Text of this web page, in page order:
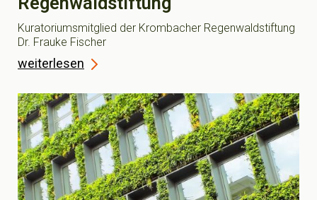
Kuratoriumsmitglied der Krombacher Regenwaldstiftung
Dr. Frauke Fischer
weiterlesen